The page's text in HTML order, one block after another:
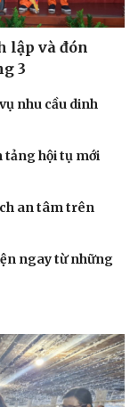
lập và đón
3
nhu cầu dinh
tảng hội tụ mới
an tâm trên
ngay từ những